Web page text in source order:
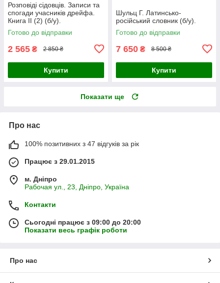
Розповіді сідовців. Записи та
спогади учасників дрейфа.
Книга II (2) (б/у).
Готово до відправки
2 565 ₴ 2 850 ₴
Купити
Шульц Г. Латинсько-
російський словник (б/у).
Готово до відправки
7 650 ₴ 8 500 ₴
Купити
Показати ще
Про нас
100% позитивних з 47 відгуків за рік
Працює з 29.01.2015
м. Дніпро
Рабочая ул., 23, Дніпро, Україна
Контакти
Сьогодні працює з 09:00 до 20:00
Показати весь графік роботи
Про нас